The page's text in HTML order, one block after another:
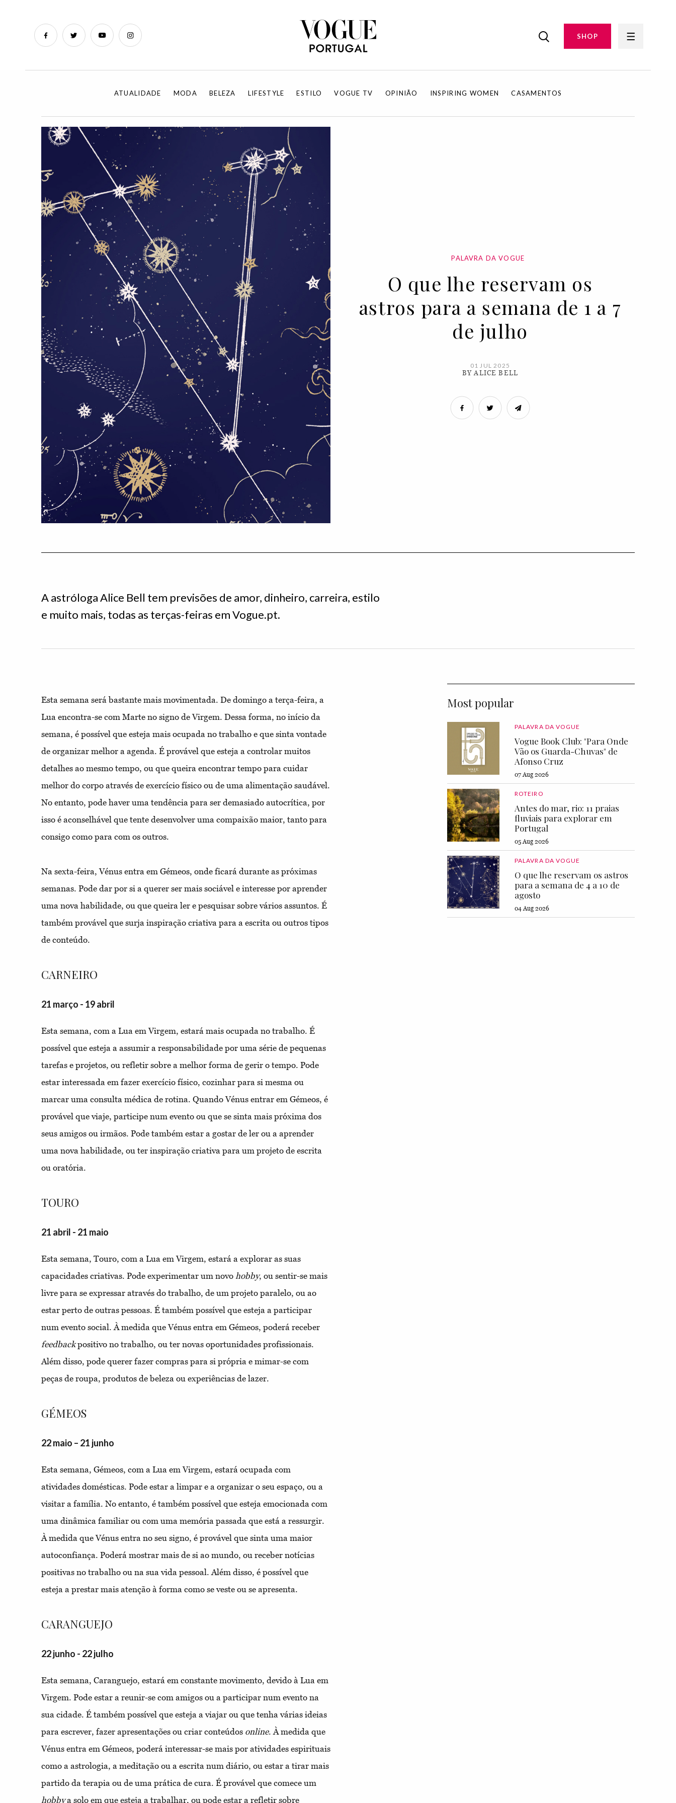
SHOP
ATUALIDADE MODA BELEZA LIFESTYLE ESTILO VOGUE TV OPINIÃO INSPIRING WOMEN CASAMENTOS
PALAVRA DA VOGUE
O que lhe reservam os
astros para a semana de 1 a 7
de julho
01 JUL 2025
BY ALICE BELL
A astróloga Alice Bell tem previsões de amor, dinheiro, carreira, estilo
e muito mais, todas as terças-feiras em Vogue.pt.
Esta semana será bastante mais movimentada. De domingo a terça-feira, a
Lua encontra-se com Marte no signo de Virgem. Dessa forma, no início da
semana, é possível que esteja mais ocupada no trabalho e que sinta vontade
de organizar melhor a agenda. É provável que esteja a controlar muitos
detalhes ao mesmo tempo, ou que queira encontrar tempo para cuidar
melhor do corpo através de exercício físico ou de uma alimentação saudável.
No entanto, pode haver uma tendência para ser demasiado autocrítica, por
isso é aconselhável que tente desenvolver uma compaixão maior, tanto para
consigo como para com os outros.
Na sexta-feira, Vénus entra em Gémeos, onde ficará durante as próximas
semanas. Pode dar por si a querer ser mais sociável e interesse por aprender
uma nova habilidade, ou que queira ler e pesquisar sobre vários assuntos. É
também provável que surja inspiração criativa para a escrita ou outros tipos
de conteúdo.
CARNEIRO
21 março - 19 abril
Esta semana, com a Lua em Virgem, estará mais ocupada no trabalho. É
possível que esteja a assumir a responsabilidade por uma série de pequenas
tarefas e projetos, ou refletir sobre a melhor forma de gerir o tempo. Pode
estar interessada em fazer exercício físico, cozinhar para si mesma ou
marcar uma consulta médica de rotina. Quando Vénus entrar em Gémeos, é
provável que viaje, participe num evento ou que se sinta mais próxima dos
seus amigos ou irmãos. Pode também estar a gostar de ler ou a aprender
uma nova habilidade, ou ter inspiração criativa para um projeto de escrita
ou oratória.
TOURO
21 abril - 21 maio
Esta semana, Touro, com a Lua em Virgem, estará a explorar as suas
capacidades criativas. Pode experimentar um novo hobby, ou sentir-se mais
livre para se expressar através do trabalho, de um projeto paralelo, ou ao
estar perto de outras pessoas. É também possível que esteja a participar
num evento social. À medida que Vénus entra em Gémeos, poderá receber
feedbackpositivo no trabalho, ou ter novas oportunidades profissionais.
Além disso, pode querer fazer compras para si própria e mimar-se com
peças de roupa, produtos de beleza ou experiências de lazer.
GÉMEOS
22 maio – 21 junho
Esta semana, Gémeos, com a Lua em Virgem, estará ocupada com
atividades domésticas. Pode estar a limpar e a organizar o seu espaço, ou a
visitar a família. No entanto, é também possível que esteja emocionada com
uma dinâmica familiar ou com uma memória passada que está a ressurgir.
À medida que Vénus entra no seu signo, é provável que sinta uma maior
autoconfiança. Poderá mostrar mais de si ao mundo, ou receber notícias
positivas no trabalho ou na sua vida pessoal. Além disso, é possível que
esteja a prestar mais atenção à forma como se veste ou se apresenta.
CARANGUEJO
22 junho - 22 julho
Esta semana, Caranguejo, estará em constante movimento, devido à Lua em
Virgem. Pode estar a reunir-se com amigos ou a participar num evento na
sua cidade. É também possível que esteja a viajar ou que tenha várias ideias
para escrever, fazer apresentações ou criar conteúdos online. À medida que
Vénus entra em Gémeos, poderá interessar-se mais por atividades espirituais
como a astrologia, a meditação ou a escrita num diário, ou estar a tirar mais
partido da terapia ou de uma prática de cura. É provável que comece um
hobbya solo em que esteja a trabalhar, ou pode estar a refletir sobre
Most popular
PALAVRA DA VOGUE
Vogue Book Club: "Para Onde
Vão os Guarda-Chuvas" de
Afonso Cruz
07 Aug 2026
ROTEIRO
Antes do mar, rio: 11 praias
fluviais para explorar em
Portugal
05 Aug 2026
PALAVRA DA VOGUE
O que lhe reservam os astros
para a semana de 4 a 10 de
agosto
04 Aug 2026